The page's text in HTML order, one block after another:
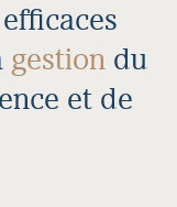
efficaces
gestion du
et de